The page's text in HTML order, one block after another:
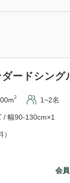
会
ードシング
2 1~2名
/ 幅90-130cm×1